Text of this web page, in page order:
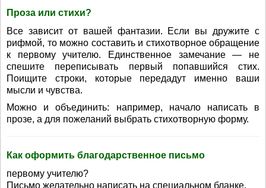
Проза или стихи?
Все зависит от вашей фантазии. Если вы дружите с
рифмой, то можно составить и стихотворное обращение
к первому учителю. Единственное замечание — не
спешите переписывать первый попавшийся стих.
Поищите строки, которые передадут именно ваши
мысли и чувства.
Можно и объединить: например, начало написать в
прозе, а для пожеланий выбрать стихотворную форму.
Как оформить благодарственное письмо
первому учителю?
Письмо желательно написать на специальном бланке.